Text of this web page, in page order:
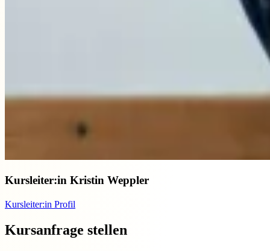
Kursleiter:in Kristin Weppler
Kursleiter:in Profil
Kursanfrage stellen